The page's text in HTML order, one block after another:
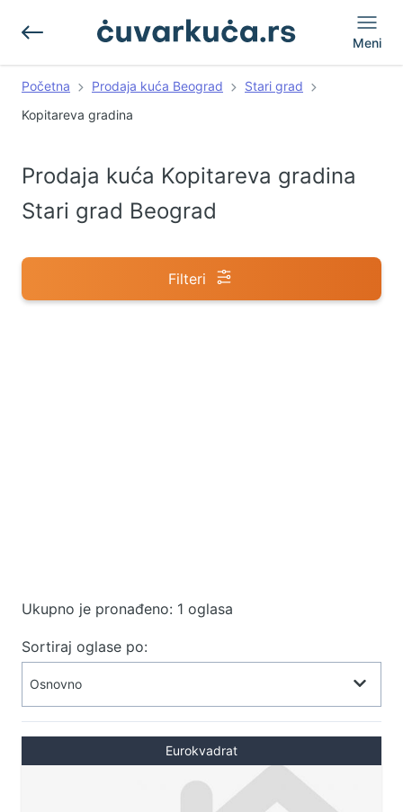
Meni
Početna Prodaja kuća Beograd
Stari grad
Kopitareva gradina
Prodaja kuća Kopitareva gradina
Stari grad Beograd
Filteri
Ukupno je pronađeno: 1 oglasa
Sortiraj oglase po:
Eurokvadrat